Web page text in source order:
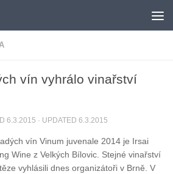
vín vyhrálo vinařství
6.3.2015 · UPDATED 6.3.2015
vín Vinum juvenale 2014 je Irsai
Wine z Velkých Bílovic. Stejné vinařství
vyhlásili dnes organizátoři v Brně. V